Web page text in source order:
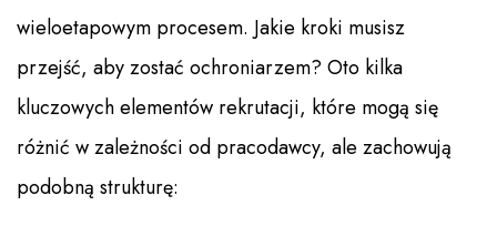
wieloetapowym procesem. Jakie kroki musisz
przejść, aby zostać ochroniarzem? Oto kilka
kluczowych elementów rekrutacji, które mogą się
różnić w zależności od pracodawcy, ale zachowują
podobną strukturę: